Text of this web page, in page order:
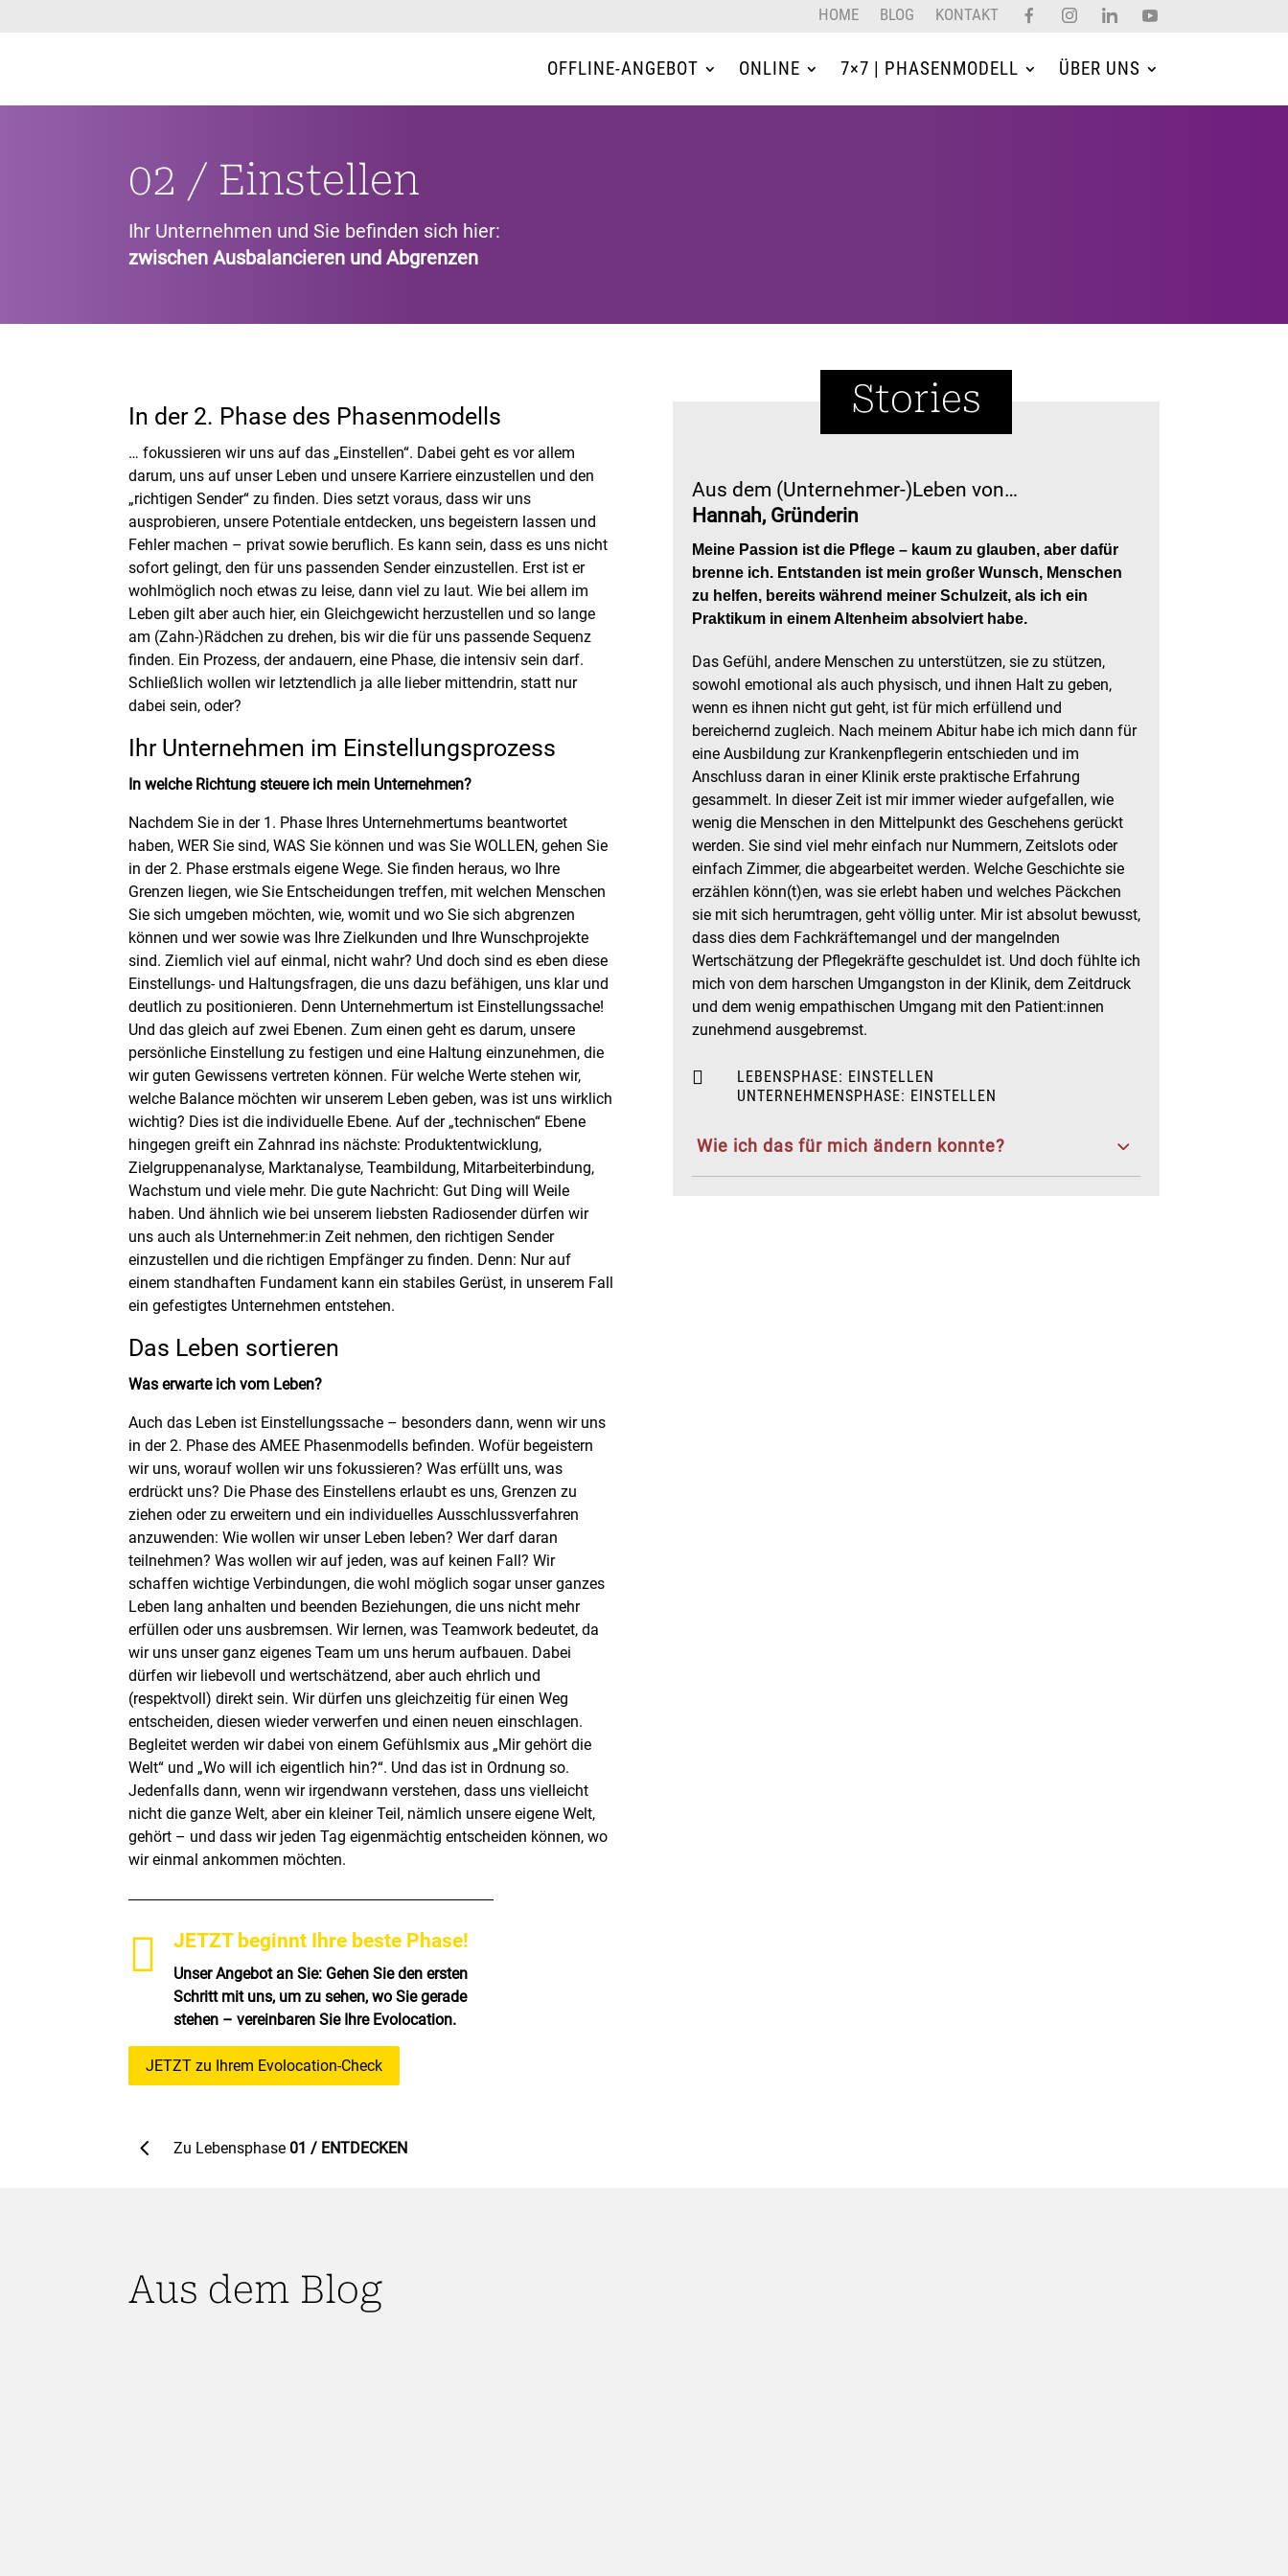
HOME BLOG KONTAKT
OFFLINE-ANGEBOT ONLINE 7×7 | PHASENMODELL ÜBER UNS
02 / Einstellen
Ihr Unternehmen und Sie befinden sich hier:
zwischen Ausbalancieren und Abgrenzen
In der 2. Phase des Phasenmodells
… fokussieren wir uns auf das „Einstellen“. Dabei geht es vor allem
darum, uns auf unser Leben und unsere Karriere einzustellen und den
„richtigen Sender“ zu finden. Dies setzt voraus, dass wir uns
ausprobieren, unsere Potentiale entdecken, uns begeistern lassen und
Fehler machen – privat sowie beruflich. Es kann sein, dass es uns nicht
sofort gelingt, den für uns passenden Sender einzustellen. Erst ist er
wohlmöglich noch etwas zu leise, dann viel zu laut. Wie bei allem im
Leben gilt aber auch hier, ein Gleichgewicht herzustellen und so lange
am (Zahn-)Rädchen zu drehen, bis wir die für uns passende Sequenz
finden. Ein Prozess, der andauern, eine Phase, die intensiv sein darf.
Schließlich wollen wir letztendlich ja alle lieber mittendrin, statt nur
dabei sein, oder?
Ihr Unternehmen im Einstellungsprozess
In welche Richtung steuere ich mein Unternehmen?
Nachdem Sie in der 1. Phase Ihres Unternehmertums beantwortet
haben, WER Sie sind, WAS Sie können und was Sie WOLLEN, gehen Sie
in der 2. Phase erstmals eigene Wege. Sie finden heraus, wo Ihre
Grenzen liegen, wie Sie Entscheidungen treffen, mit welchen Menschen
Sie sich umgeben möchten, wie, womit und wo Sie sich abgrenzen
können und wer sowie was Ihre Zielkunden und Ihre Wunschprojekte
sind. Ziemlich viel auf einmal, nicht wahr? Und doch sind es eben diese
Einstellungs- und Haltungsfragen, die uns dazu befähigen, uns klar und
deutlich zu positionieren. Denn Unternehmertum ist Einstellungssache!
Und das gleich auf zwei Ebenen. Zum einen geht es darum, unsere
persönliche Einstellung zu festigen und eine Haltung einzunehmen, die
wir guten Gewissens vertreten können. Für welche Werte stehen wir,
welche Balance möchten wir unserem Leben geben, was ist uns wirklich
wichtig? Dies ist die individuelle Ebene. Auf der „technischen“ Ebene
hingegen greift ein Zahnrad ins nächste: Produktentwicklung,
Zielgruppenanalyse, Marktanalyse, Teambildung, Mitarbeiterbindung,
Wachstum und viele mehr. Die gute Nachricht: Gut Ding will Weile
haben. Und ähnlich wie bei unserem liebsten Radiosender dürfen wir
uns auch als Unternehmer:in Zeit nehmen, den richtigen Sender
einzustellen und die richtigen Empfänger zu finden. Denn: Nur auf
einem standhaften Fundament kann ein stabiles Gerüst, in unserem Fall
ein gefestigtes Unternehmen entstehen.
Das Leben sortieren
Was erwarte ich vom Leben?
Auch das Leben ist Einstellungssache – besonders dann, wenn wir uns
in der 2. Phase des AMEE Phasenmodells befinden. Wofür begeistern
wir uns, worauf wollen wir uns fokussieren? Was erfüllt uns, was
erdrückt uns? Die Phase des Einstellens erlaubt es uns, Grenzen zu
ziehen oder zu erweitern und ein individuelles Ausschlussverfahren
anzuwenden: Wie wollen wir unser Leben leben? Wer darf daran
teilnehmen? Was wollen wir auf jeden, was auf keinen Fall? Wir
schaffen wichtige Verbindungen, die wohl möglich sogar unser ganzes
Leben lang anhalten und beenden Beziehungen, die uns nicht mehr
erfüllen oder uns ausbremsen. Wir lernen, was Teamwork bedeutet, da
wir uns unser ganz eigenes Team um uns herum aufbauen. Dabei
dürfen wir liebevoll und wertschätzend, aber auch ehrlich und
(respektvoll) direkt sein. Wir dürfen uns gleichzeitig für einen Weg
entscheiden, diesen wieder verwerfen und einen neuen einschlagen.
Begleitet werden wir dabei von einem Gefühlsmix aus „Mir gehört die
Welt“ und „Wo will ich eigentlich hin?“. Und das ist in Ordnung so.
Jedenfalls dann, wenn wir irgendwann verstehen, dass uns vielleicht
nicht die ganze Welt, aber ein kleiner Teil, nämlich unsere eigene Welt,
gehört – und dass wir jeden Tag eigenmächtig entscheiden können, wo
wir einmal ankommen möchten.
 JETZT beginnt Ihre beste Phase!
Unser Angebot an Sie: Gehen Sie den ersten
Schritt mit uns, um zu sehen, wo Sie gerade
stehen – vereinbaren Sie Ihre Evolocation.
JETZT zu Ihrem Evolocation-Check
Stories
Aus dem (Unternehmer-)Leben von…
Hannah, Gründerin
Meine Passion ist die Pflege – kaum zu glauben, aber dafür
brenne ich. Entstanden ist mein großer Wunsch, Menschen
zu helfen, bereits während meiner Schulzeit, als ich ein
Praktikum in einem Altenheim absolviert habe.
Das Gefühl, andere Menschen zu unterstützen, sie zu stützen,
sowohl emotional als auch physisch, und ihnen Halt zu geben,
wenn es ihnen nicht gut geht, ist für mich erfüllend und
bereichernd zugleich. Nach meinem Abitur habe ich mich dann für
eine Ausbildung zur Krankenpflegerin entschieden und im
Anschluss daran in einer Klinik erste praktische Erfahrung
gesammelt. In dieser Zeit ist mir immer wieder aufgefallen, wie
wenig die Menschen in den Mittelpunkt des Geschehens gerückt
werden. Sie sind viel mehr einfach nur Nummern, Zeitslots oder
einfach Zimmer, die abgearbeitet werden. Welche Geschichte sie
erzählen könn(t)en, was sie erlebt haben und welches Päckchen
sie mit sich herumtragen, geht völlig unter. Mir ist absolut bewusst,
dass dies dem Fachkräftemangel und der mangelnden
Wertschätzung der Pflegekräfte geschuldet ist. Und doch fühlte ich
mich von dem harschen Umgangston in der Klinik, dem Zeitdruck
und dem wenig empathischen Umgang mit den Patient:innen
zunehmend ausgebremst.

LEBENSPHASE: EINSTELLEN
UNTERNEHMENSPHASE: EINSTELLEN
Wie ich das für mich ändern konnte?
4 Zu Lebensphase01 / ENTDECKEN
Aus dem Blog